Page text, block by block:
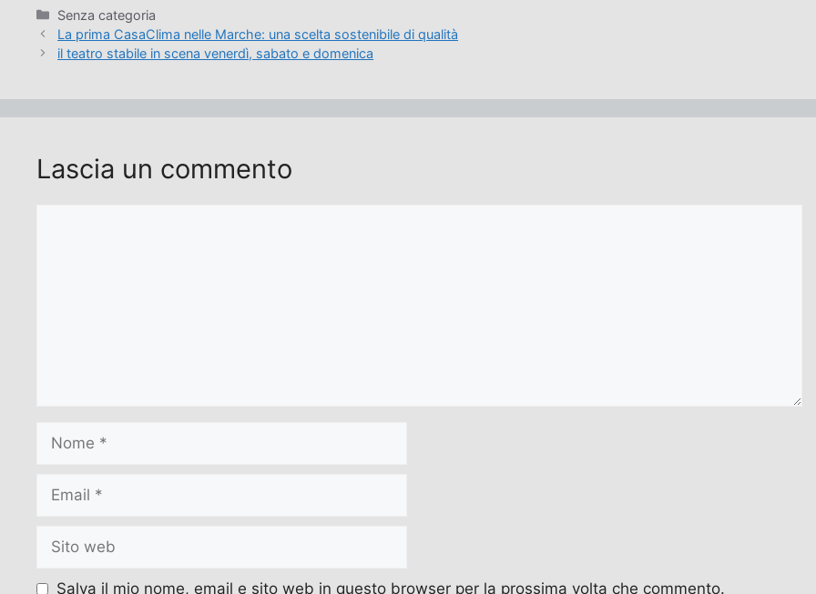
Categorie
Senza categoria
La prima CasaClima nelle Marche: una scelta sostenibile di qualità
il teatro stabile in scena venerdì, sabato e domenica
Lascia un commento
web
Salva il mio nome, email e sito web in questo browser per la prossima volta che commento.